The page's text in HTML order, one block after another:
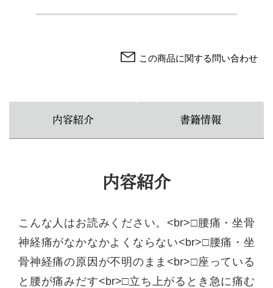
この商品に関する問い合わせ
内容紹介 書籍情報
内容紹介
こんな人はお読みください。<br>□腰痛・坐骨
神経痛がなかなかよくならない<br>□腰痛・坐
骨神経痛の原因が不明のまま<br>□座っている
と腰が痛みだす<br>□立ち上がるとき急に痛む